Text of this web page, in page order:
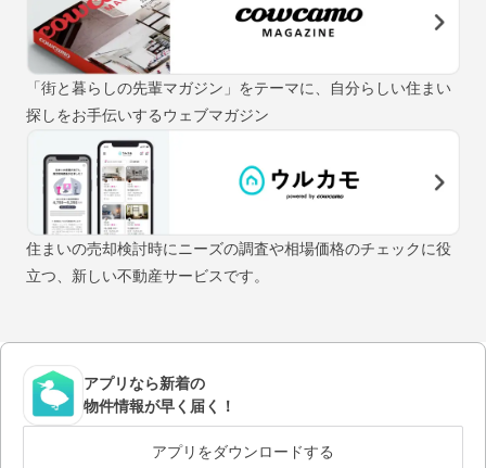
「街と暮らしの先輩マガジン」をテーマに、自分らしい住まい
探しをお手伝いするウェブマガジン
住まいの売却検討時にニーズの調査や相場価格のチェックに役
立つ、新しい不動産サービスです。
アプリなら新着の
物件情報が早く届く！
アプリをダウンロードする